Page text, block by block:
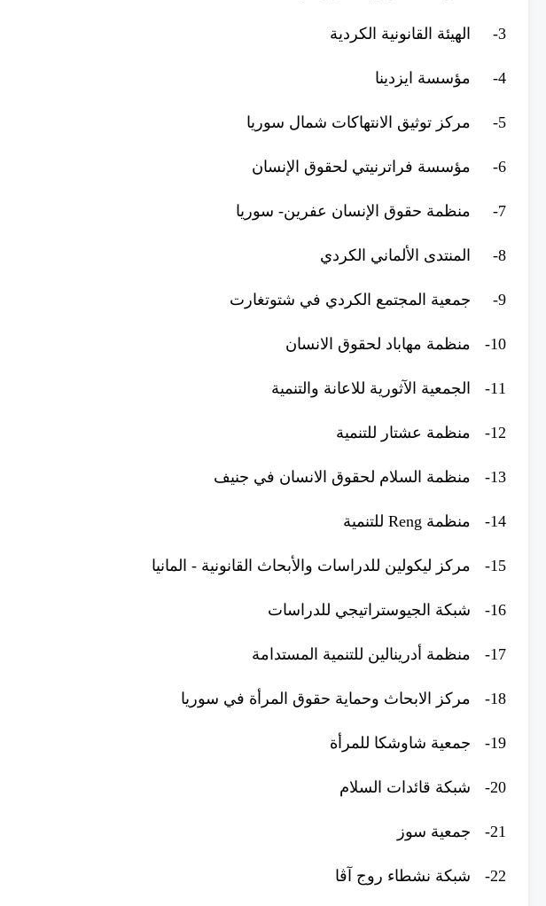
3- الهيئة القانونية الكردية
4- مؤسسة ايزدينا
5- مركز توثيق الانتهاكات شمال سوريا
6- مؤسسة فراترنيتي لحقوق الإنسان
7- منظمة حقوق الإنسان عفرين- سوريا
8- المنتدى الألماني الكردي
9- جمعية المجتمع الكردي في شتوتغارت
10- منظمة مهاباد لحقوق الانسان
11- الجمعية الآثورية للاعانة والتنمية
12- منظمة عشتار للتنمية
13- منظمة السلام لحقوق الانسان في جنيف
14- منظمة Reng للتنمية
15- مركز ليكولين للدراسات والأبحاث القانونية - المانيا
16- شبكة الجيوستراتيجي للدراسات
17- منظمة أدرينالين للتنمية المستدامة
18- مركز الابحاث وحماية حقوق المرأة في سوريا
19- جمعية شاوشكا للمرأة
20- شبكة قائدات السلام
21- جمعية سوز
22- شبكة نشطاء روج آڤا